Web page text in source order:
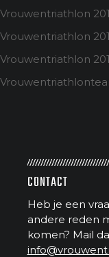
Vrouwentriathlon
Vrouwentriathlon
Vrouwentriathlon
CONTACT
Heb je een
andere reden
komen? Mail